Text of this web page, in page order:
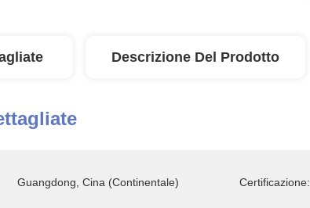
Descrizione Del Prodotto
Guangdong, Cina (continentale) Certificazione: